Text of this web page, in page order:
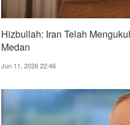
Hizbullah: Iran Telah
Medan
Jun 11, 2026 22:46